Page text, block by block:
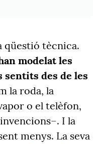
qüestió tècnica.
modelat les
sentits des de les
la roda, la
o el telèfon,
I la
menys. La seva